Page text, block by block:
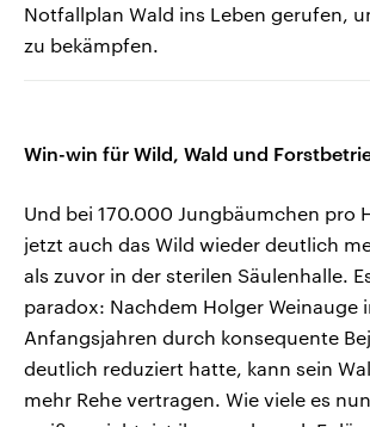
Notfallplan Wald ins Leben gerufen,
zu bekämpfen.
Win-win für Wild, Wald und
Und bei 170.000 Jungbäumchen pro
jetzt auch das Wild wieder deutlich
als zuvor in der sterilen Säulenhalle.
paradox: Nachdem Holger Weinauge
Anfangsjahren durch konsequente
deutlich reduziert hatte, kann sein
mehr Rehe vertragen. Wie viele es